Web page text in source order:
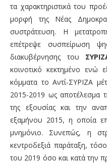
τα χαρακτηριστικά του
μορφή της Νέας
συστράτευση. Η
επέτρεψε συσπείρωση
διακυβέρνησης του
κοινοτικό κεκτημένο
κόμματα το Αντί-ΣΥΡΙΖΑ
2015-2019 ως αποτέλεσμα
της εξουσίας και την
εξαμήνου 2015, η οποία
μνημόνιο. Συνεπώς, η
κεντροδεξιά παράταξη,
του 2019 όσο και κατά την